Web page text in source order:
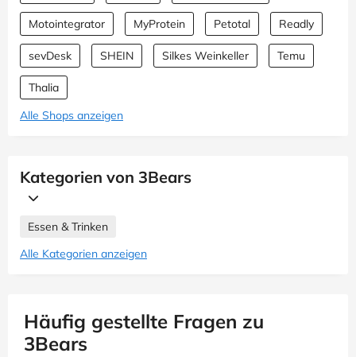
Motointegrator MyProtein Petotal Readly
sevDesk SHEIN Silkes Weinkeller Temu
Thalia
Alle Shops anzeigen
Kategorien von 3Bears
Essen & Trinken
Alle Kategorien anzeigen
Häufig gestellte Fragen zu
3Bears